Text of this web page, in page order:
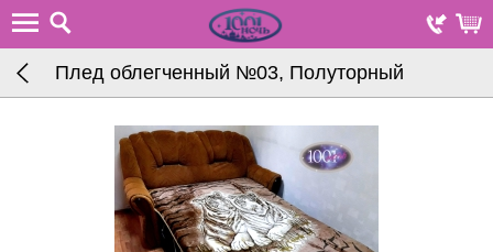
Плед облегченный №03, Полуторный